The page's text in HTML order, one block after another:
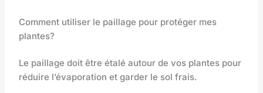
Comment utiliser le paillage pour protéger mes
plantes?
Le paillage doit être étalé autour de vos plantes pour
réduire l’évaporation et garder le sol frais.